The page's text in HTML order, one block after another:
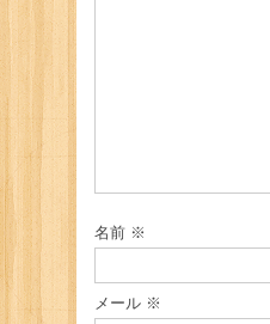
名前 ※
メール ※